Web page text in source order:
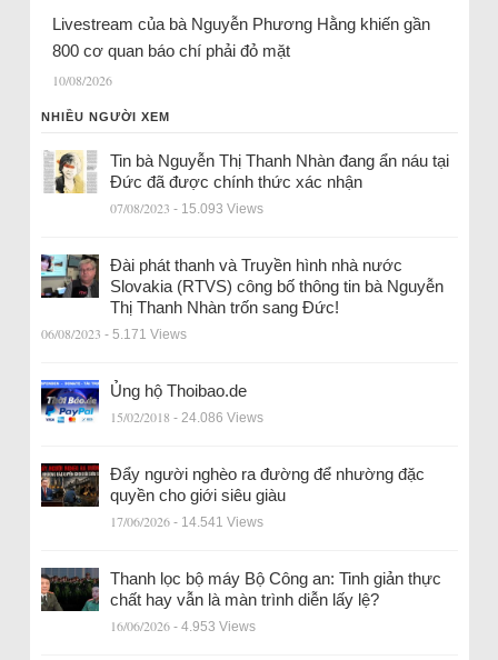
Livestream của bà Nguyễn Phương Hằng khiến gần
800 cơ quan báo chí phải đỏ mặt
10/08/2026
NHIỀU NGƯỜI XEM
Tin bà Nguyễn Thị Thanh Nhàn đang ẩn náu tại
Đức đã được chính thức xác nhận
07/08/2023 - 15.093 Views
Đài phát thanh và Truyền hình nhà nước
Slovakia (RTVS) công bố thông tin bà Nguyễn
Thị Thanh Nhàn trốn sang Đức!
06/08/2023 - 5.171 Views
Ủng hộ Thoibao.de
15/02/2018 - 24.086 Views
Đẩy người nghèo ra đường để nhường đặc
quyền cho giới siêu giàu
17/06/2026 - 14.541 Views
Thanh lọc bộ máy Bộ Công an: Tinh giản thực
chất hay vẫn là màn trình diễn lấy lệ?
16/06/2026 - 4.953 Views